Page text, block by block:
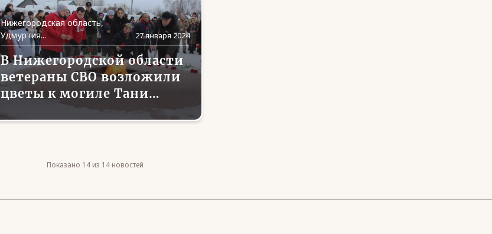
Нижегородская область,
Удмуртия...
27 января 2024
В Нижегородской области
ветераны СВО возложили
цветы к могиле Тани
Савичевой
Показано 14 из 14 новостей